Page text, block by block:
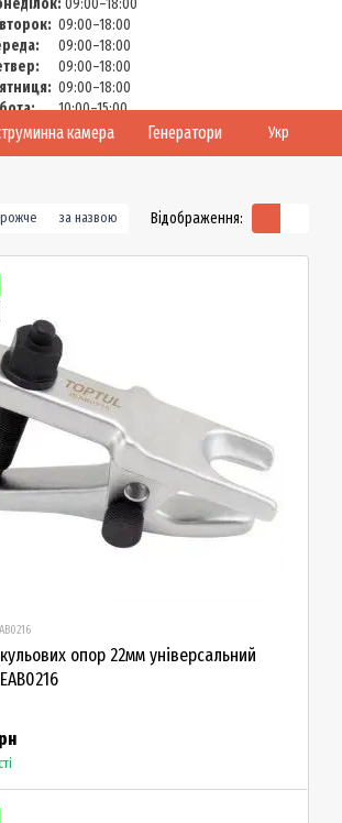
09:00–18:00
09:00–18:00
09:00–18:00
09:00–18:00
09:00–18:00
10:00–15:00
Вихідний
камера Генератори Укр
за назвою Відображення:
опор 22мм універсальний